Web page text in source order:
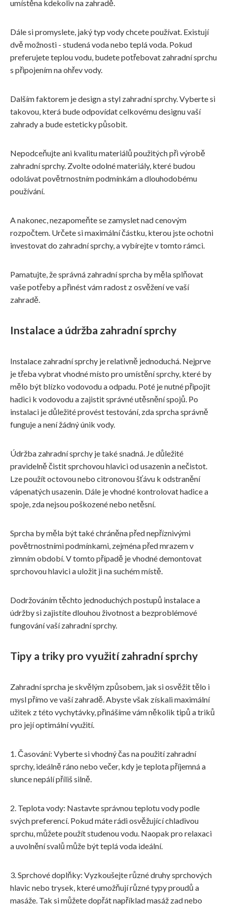
umístěna kdekoliv na zahradě.
Dále si promyslete, jaký typ vody chcete používat. Existují
dvě možnosti - studená voda nebo teplá voda. Pokud
preferujete teplou vodu, budete potřebovat zahradní sprchu
s připojením na ohřev vody.
Dalším faktorem je design a styl zahradní sprchy. Vyberte si
takovou, která bude odpovídat celkovému designu vaší
zahrady a bude esteticky působit.
Nepodceňujte ani kvalitu materiálů použitých při výrobě
zahradní sprchy. Zvolte odolné materiály, které budou
odolávat povětrnostním podmínkám a dlouhodobému
používání.
A nakonec, nezapomeňte se zamyslet nad cenovým
rozpočtem. Určete si maximální částku, kterou jste ochotni
investovat do zahradní sprchy, a vybírejte v tomto rámci.
Pamatujte, že správná zahradní sprcha by měla splňovat
vaše potřeby a přinést vám radost z osvěžení ve vaší
zahradě.
Instalace a údržba zahradní sprchy
Instalace zahradní sprchy je relativně jednoduchá. Nejprve
je třeba vybrat vhodné místo pro umístění sprchy, které by
mělo být blízko vodovodu a odpadu. Poté je nutné připojit
hadici k vodovodu a zajistit správné utěsnění spojů. Po
instalaci je důležité provést testování, zda sprcha správně
funguje a není žádný únik vody.
Údržba zahradní sprchy je také snadná. Je důležité
pravidelně čistit sprchovou hlavici od usazenin a nečistot.
Lze použít octovou nebo citronovou šťávu k odstranění
vápenatých usazenin. Dále je vhodné kontrolovat hadice a
spoje, zda nejsou poškozené nebo netěsní.
Sprcha by měla být také chráněna před nepříznivými
povětrnostními podmínkami, zejména před mrazem v
zimním období. V tomto případě je vhodné demontovat
sprchovou hlavici a uložit ji na suchém místě.
Dodržováním těchto jednoduchých postupů instalace a
údržby si zajistíte dlouhou životnost a bezproblémové
fungování vaší zahradní sprchy.
Tipy a triky pro využití zahradní sprchy
Zahradní sprcha je skvělým způsobem, jak si osvěžit tělo i
mysl přímo ve vaší zahradě. Abyste však získali maximální
užitek z této vychytávky, přinášíme vám několik tipů a triků
pro její optimální využití.
1. Časování: Vyberte si vhodný čas na použití zahradní
sprchy, ideálně ráno nebo večer, kdy je teplota příjemná a
slunce nepálí příliš silně.
2. Teplota vody: Nastavte správnou teplotu vody podle
svých preferencí. Pokud máte rádi osvěžující chladivou
sprchu, můžete použít studenou vodu. Naopak pro relaxaci
a uvolnění svalů může být teplá voda ideální.
3. Sprchové doplňky: Vyzkoušejte různé druhy sprchových
hlavic nebo trysek, které umožňují různé typy proudů a
masáže. Tak si můžete dopřát například masáž zad nebo